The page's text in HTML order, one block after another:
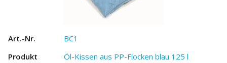
BC1
Öl-Kissen aus PP-Flocken blau 125 l